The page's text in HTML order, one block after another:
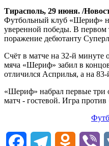
Тирасполь, 29 июня. /
Футбольный клуб «Шериф»
уверенной победы. В первом
поражение дебютанту
Счёт в матче на 32-й
мяча «Шериф» забил в
отличился Асприлья, а на
«Шериф» набрал первые три
матч - гостевой. Игра
FacebookTelegram